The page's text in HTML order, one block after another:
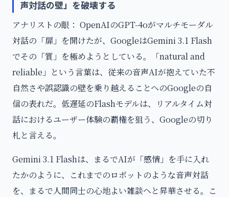
声対話の壁」を破壊する
アナリストの眼： OpenAIのGPT-4oがマルチモーダル
対話の「扉」を開けたが、GoogleはGemini 3.1 Flash
でその「質」を極めようとしている。「natural and
reliable」という言葉は、従来の音声AIが抱えていた不
自然さや誤認識の壁を乗り越えることへのGoogleの自
信の表れだ。低遅延のFlashモデルは、リアルタイム対
話におけるユーザー体験の覇権を狙う、Googleの切り
札と言える。
Gemini 3.1 Flashは、まるでAIが「感情」を手に入れ
たかのように、これまでのロボットのような音声対話
を、まるで人間同士の心地よい雑談へと昇華させる。こ